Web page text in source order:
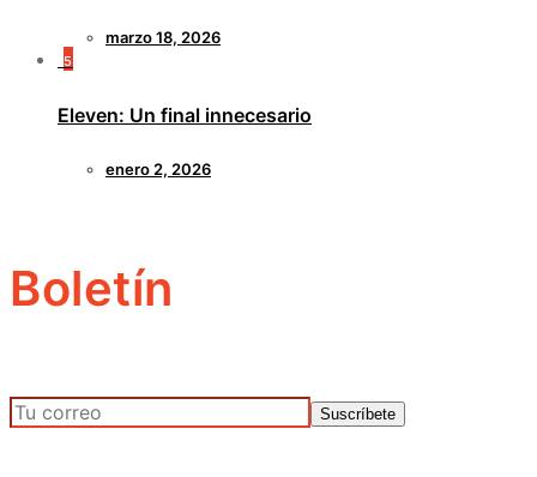
marzo 18, 2026
5
Eleven: Un final innecesario
enero 2, 2026
Boletín